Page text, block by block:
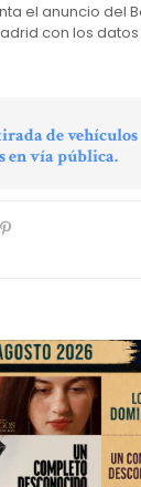
el anuncio del
con los
de vehículos
en vía pública.